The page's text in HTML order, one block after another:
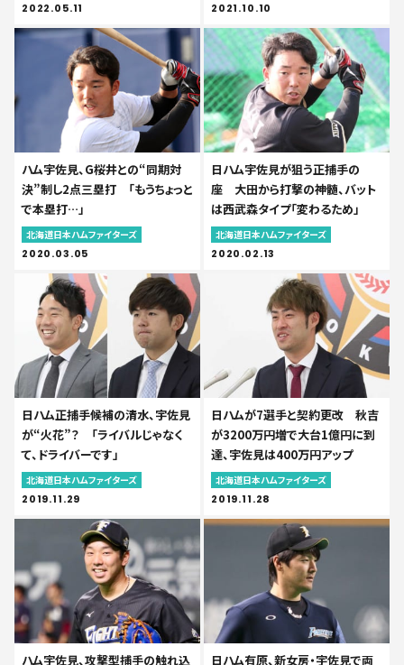
2022.05.11 2021.10.10
ハム宇佐見、G桜井との“同期対
決”制し2点三塁打 「もうちょっと
で本塁打…」
北海道日本ハムファイターズ
2020.03.05
日ハム宇佐見が狙う正捕手の
座 大田から打撃の神髄、バット
は西武森タイプ「変わるため」
北海道日本ハムファイターズ
2020.02.13
日ハム正捕手候補の清水、宇佐見
が“火花”？ 「ライバルじゃなく
て、ドライバーです」
北海道日本ハムファイターズ
2019.11.29
日ハムが7選手と契約更改 秋吉
が3200万円増で大台1億円に到
達、宇佐見は400万円アップ
北海道日本ハムファイターズ
2019.11.28
ハム宇佐見、攻撃型捕手の触れ込 日ハム有原、新女房・宇佐見で両